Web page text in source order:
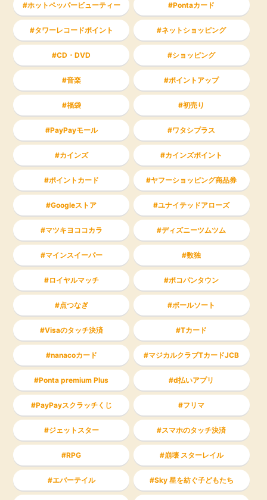
ホットペッパービューティー Pontaカード
タワーレコードポイント ネットショッピング
CD・DVD ショッピング
音楽 ポイントアップ
福袋 初売り
PayPayモール ワタシプラス
カインズ カインズポイント
ポイントカード ヤフーショッピング商品券
Googleストア ユナイテッドアローズ
マツキヨココカラ ディズニーツムツム
マインスイーパー 数独
ロイヤルマッチ ポコパンタウン
点つなぎ ボールソート
Visaのタッチ決済 Tカード
nanacoカード マジカルクラブTカードJCB
Ponta premium Plus d払いアプリ
PayPayスクラッチくじ フリマ
ジェットスター スマホのタッチ決済
RPG 崩壊 スターレイル
エバーテイル Sky 星を紡ぐ子どもたち